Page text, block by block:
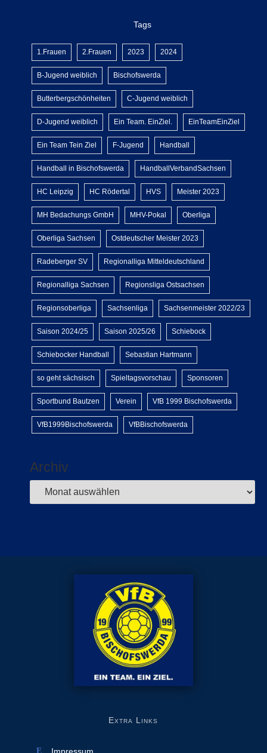
Tags
1.Frauen 2.Frauen 2023 2024
B-Jugend weiblich Bischofswerda
Butterbergschönheiten C-Jugend weiblich
D-Jugend weiblich Ein Team. EinZiel. EinTeamEinZiel
Ein Team Tein Ziel F-Jugend Handball
Handball in Bischofswerda HandballVerbandSachsen
HC Leipzig HC Rödertal HVS Meister 2023
MH Bedachungs GmbH MHV-Pokal Oberliga
Oberliga Sachsen Ostdeutscher Meister 2023
Radeberger SV Regionalliga Mitteldeutschland
Regionalliga Sachsen Regionsliga Ostsachsen
Regionsoberliga Sachsenliga Sachsenmeister 2022/23
Saison 2024/25 Saison 2025/26 Schiebock
Schiebocker Handball Sebastian Hartmann
so geht sächsisch Spieltagsvorschau Sponsoren
Sportbund Bautzen Verein VfB 1999 Bischofswerda
VfB1999Bischofswerda VfBBischofswerda
Archiv
Extra Links